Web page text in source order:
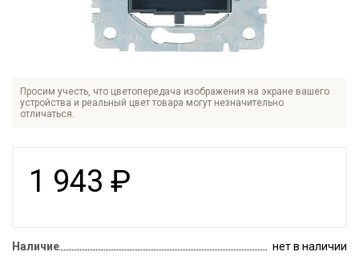
Просим учесть, что цветопередача изображения на экране вашего
устройства и реальный цвет товара могут незначительно
отличаться.
1 943 ₽
Наличие
нет в наличии